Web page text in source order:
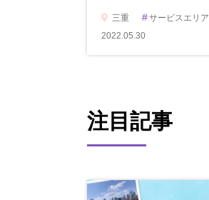
三重 #サービスエリア
2022.05.30
注目記事